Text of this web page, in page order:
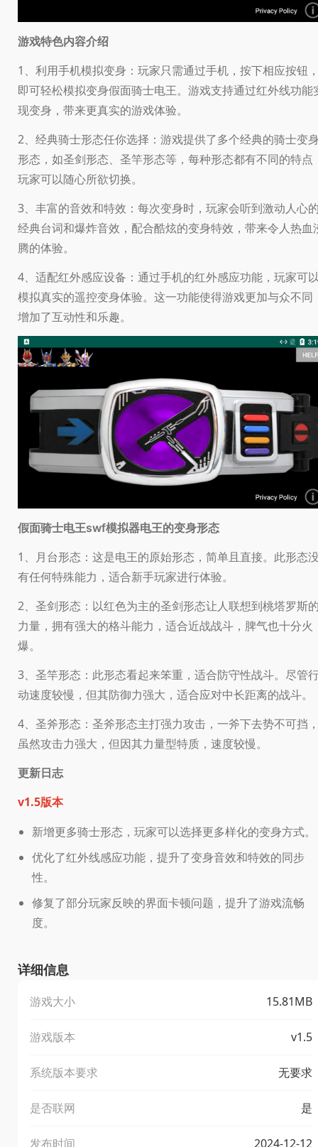
游戏特色内容介绍
1、利用手机模拟变身：玩家只需通过手机，按下相应按钮
即可轻松模拟变身假面骑士电王。游戏支持通过红外线功能
现变身，带来更真实的游戏体验。
2、经典骑士形态任你选择：游戏提供了多个经典的骑士变
形态，如圣剑形态、圣竿形态等，每种形态都有不同的特点
玩家可以随心所欲切换。
3、丰富的音效和特效：每次变身时，玩家会听到激动人心
经典台词和爆炸音效，配合酷炫的变身特效，带来令人热血
腾的体验。
4、适配红外感应设备：通过手机的红外感应功能，玩家可
模拟真实的遥控变身体验。这一功能使得游戏更加与众不同
增加了互动性和乐趣。
假面骑士电王swf模拟器电王的变身形态
1、月台形态：这是电王的原始形态，简单且直接。此形态
有任何特殊能力，适合新手玩家进行体验。
2、圣剑形态：以红色为主的圣剑形态让人联想到桃塔罗斯
力量，拥有强大的格斗能力，适合近战战斗，脾气也十分火
爆。
3、圣竿形态：此形态看起来笨重，适合防守性战斗。尽管
动速度较慢，但其防御力强大，适合应对中长距离的战斗。
4、圣斧形态：圣斧形态主打强力攻击，一斧下去势不可挡
虽然攻击力强大，但因其力量型特质，速度较慢。
更新日志
v1.5版本
新增更多骑士形态，玩家可以选择更多样化的变身方式。
优化了红外线感应功能，提升了变身音效和特效的同步
性。
修复了部分玩家反映的界面卡顿问题，提升了游戏流畅
度。
详细信息
游戏大小 15.81MB
游戏版本 v1.5
系统版本要求 无要求
是否联网 是
发布时间 2024-12-12